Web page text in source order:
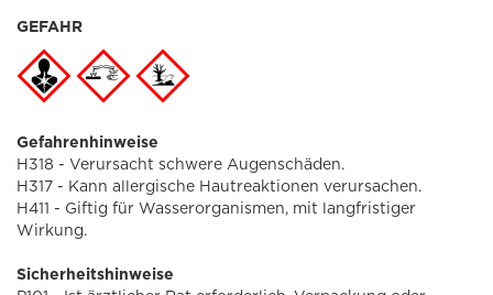
GEFAHR
Gefahrenhinweise
H318 - Verursacht schwere Augenschäden.
H317 - Kann allergische Hautreaktionen verursachen.
H411 - Giftig für Wasserorganismen, mit langfristiger
Wirkung.
Sicherheitshinweise